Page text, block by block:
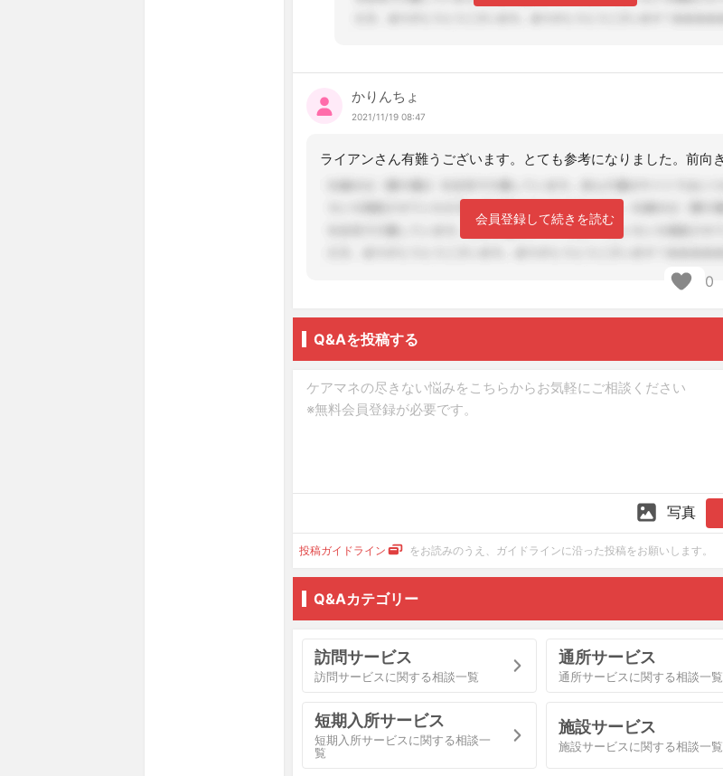
かりんちょ
2021/11/19 08:47
会員登録して続きを読む
0
Q&Aを投稿する
写真
投稿ガイドライン をお読みのうえ、ガイドラインに沿った投稿をお願いします。
Q&Aカテゴリー
訪問サービス
訪問サービスに関する相談一覧
通所サービス
通所サービスに関する相談一覧
短期入所サービス
短期入所サービスに関する相談一
覧
施設サービス
施設サービスに関する相談一覧